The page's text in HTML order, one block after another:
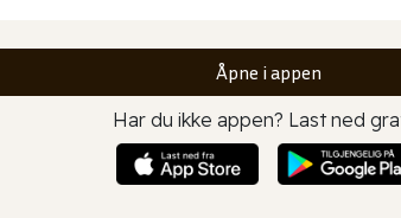
Åpne i appen
Har du ikke appen? Last ned